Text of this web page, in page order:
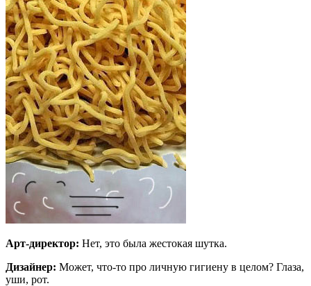
Арт-директор: Нет, это была жестокая шутка.
Дизайнер: Может, что-то про личную гигиену в целом? Глаза,
уши, рот.